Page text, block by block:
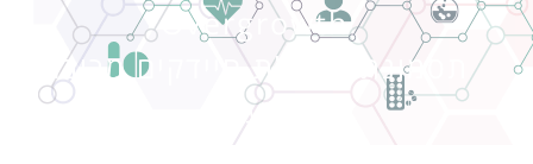
Overgrowth
תסמונת לגדילת חיידקים מרובה
במעיים